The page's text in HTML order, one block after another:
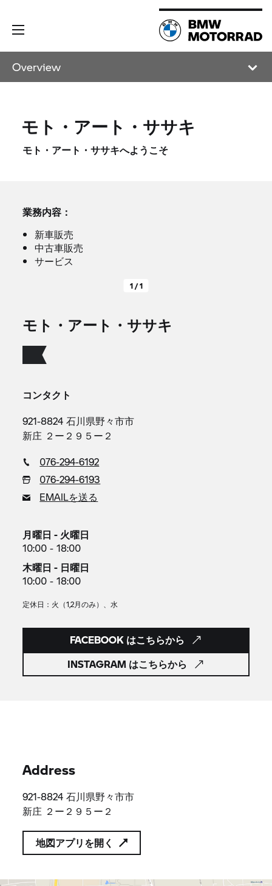
Overview
モト・アート・ササキ
モト・アート・ササキへようこそ
業務内容：
新車販売
中古車販売
サービス
1 / 1
モト・アート・ササキ
コンタクト
921-8824 石川県野々市市
新庄 ２ー２９５ー２
076-294-6192
076-294-6193
EMAILを送る
月曜日 - 火曜日
10:00 - 18:00
木曜日 - 日曜日
10:00 - 18:00
定休日：火（1,2月のみ）、水
FACEBOOK はこちらから
INSTAGRAM はこちらから
Address
921-8824 石川県野々市市
新庄 ２ー２９５ー２
地図アプリを開く